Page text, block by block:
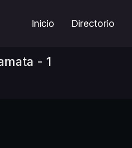
Inicio Directorio
- 1